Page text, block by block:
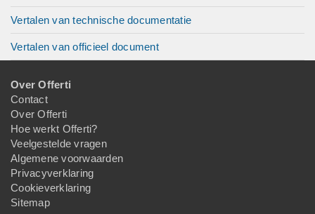
Vertalen van technische documentatie
Vertalen van officieel document
Over Offerti
Contact
Over Offerti
Hoe werkt Offerti?
Veelgestelde vragen
Algemene voorwaarden
Privacyverklaring
Cookieverklaring
Sitemap